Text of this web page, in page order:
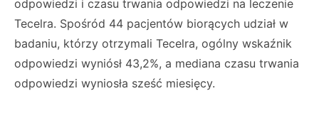
odpowiedzi i czasu trwania odpowiedzi na leczenie
Tecelra. Spośród 44 pacjentów biorących udział w
badaniu, którzy otrzymali Tecelra, ogólny wskaźnik
odpowiedzi wyniósł 43,2%, a mediana czasu trwania
odpowiedzi wyniosła sześć miesięcy.